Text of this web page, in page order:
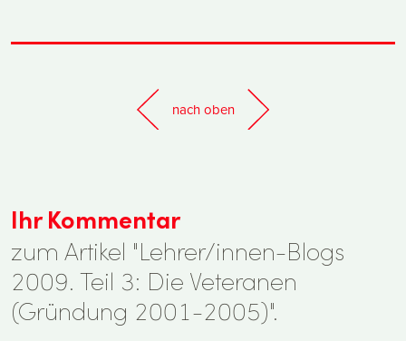
nach oben
Ihr Kommentar
zum Artikel "Lehrer/innen-Blogs
2009. Teil 3: Die Veteranen
(Gründung 2001-2005)".